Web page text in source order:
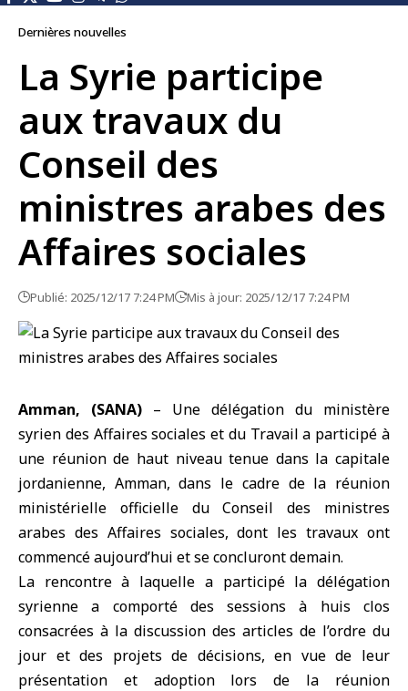
Dernières nouvelles
La Syrie participe
aux travaux du
Conseil des
ministres arabes des
Affaires sociales
Publié: 2025/12/17 7:24 PM Mis à jour: 2025/12/17 7:24 PM
Amman, (SANA) – Une délégation du ministère
syrien des Affaires sociales et du Travail a participé à
une réunion de haut niveau tenue dans la capitale
jordanienne, Amman, dans le cadre de la réunion
ministérielle officielle du Conseil des ministres
arabes des Affaires sociales, dont les travaux ont
commencé aujourd’hui et se concluront demain.
La rencontre à laquelle a participé la délégation
syrienne a comporté des sessions à huis clos
consacrées à la discussion des articles de l’ordre du
jour et des projets de décisions, en vue de leur
présentation et adoption lors de la réunion